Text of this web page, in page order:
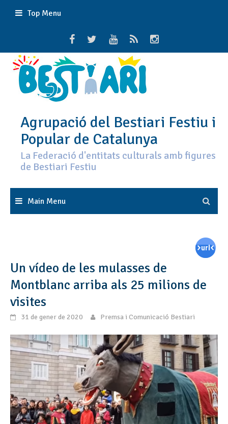
Top Menu
Agrupació del Bestiari Festiu i
Popular de Catalunya
La Federació d'entitats culturals amb figures
de Bestiari Festiu
Main Menu
Un vídeo de les mulasses de
Montblanc arriba als 25 milions de
visites
31 de gener de 2020 Premsa i Comunicació Bestiari